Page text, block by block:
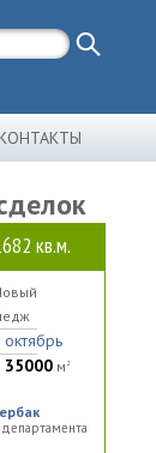
кв.м.
35000 м 2